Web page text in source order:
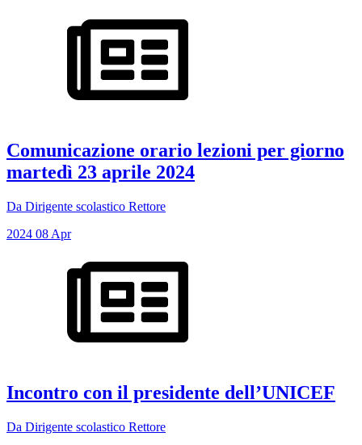
Comunicazione orario lezioni per giorno
martedì 23 aprile 2024
Da Dirigente scolastico Rettore
2024 08 Apr
Incontro con il presidente dell’UNICEF
Da Dirigente scolastico Rettore